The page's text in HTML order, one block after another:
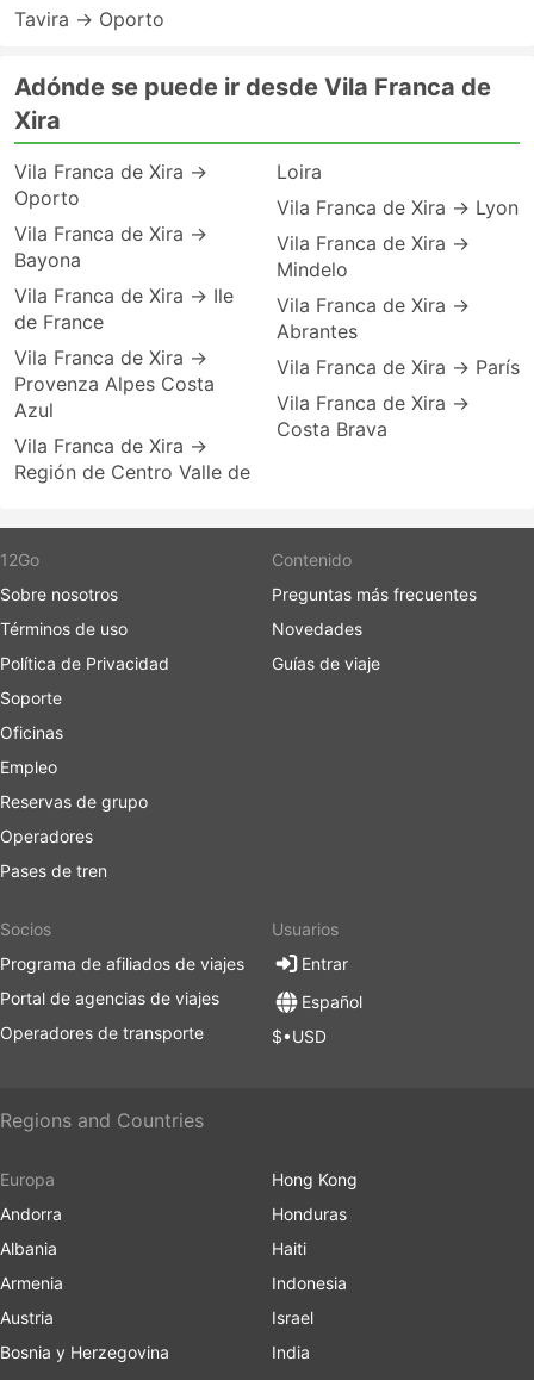
Tavira → Oporto
Adónde se puede ir desde Vila Franca de
Xira
Vila Franca de Xira →
Oporto
Vila Franca de Xira →
Bayona
Vila Franca de Xira → Ile
de France
Vila Franca de Xira →
Provenza Alpes Costa
Azul
Vila Franca de Xira →
Región de Centro Valle de
Loira
Vila Franca de Xira → Lyon
Vila Franca de Xira →
Mindelo
Vila Franca de Xira →
Abrantes
Vila Franca de Xira → París
Vila Franca de Xira →
Costa Brava
12Go
Sobre nosotros
Términos de uso
Política de Privacidad
Soporte
Oficinas
Empleo
Reservas de grupo
Operadores
Pases de tren
Contenido
Preguntas más frecuentes
Novedades
Guías de viaje
Socios
Programa de afiliados de viajes
Portal de agencias de viajes
Operadores de transporte
Usuarios
Entrar
Español
$•USD
Regions and Countries
Europa
Andorra
Albania
Armenia
Austria
Bosnia y Herzegovina
Hong Kong
Honduras
Haiti
Indonesia
Israel
India